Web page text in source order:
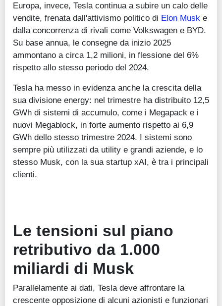
Europa, invece, Tesla continua a subire un calo delle
vendite, frenata dall'attivismo politico di Elon Musk e
dalla concorrenza di rivali come Volkswagen e BYD.
Su base annua, le consegne da inizio 2025
ammontano a circa 1,2 milioni, in flessione del 6%
rispetto allo stesso periodo del 2024.
Tesla ha messo in evidenza anche la crescita della
sua divisione energy: nel trimestre ha distribuito 12,5
GWh di sistemi di accumulo, come i Megapack e i
nuovi Megablock, in forte aumento rispetto ai 6,9
GWh dello stesso trimestre 2024. I sistemi sono
sempre più utilizzati da utility e grandi aziende, e lo
stesso Musk, con la sua startup xAI, è tra i principali
clienti.
Le tensioni sul piano
retributivo da 1.000
miliardi di Musk
Parallelamente ai dati, Tesla deve affrontare la
crescente opposizione di alcuni azionisti e funzionari